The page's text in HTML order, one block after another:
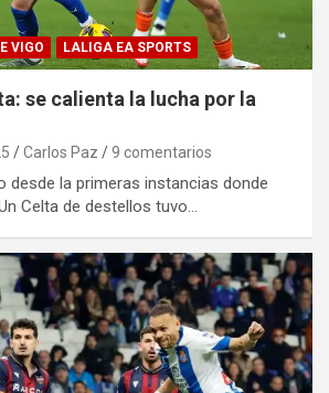
VIGO LALIGA EA SPORTS
se calienta la lucha por la
Carlos Paz 9 comentarios
desde la primeras instancias donde
Celta de destellos tuvo…